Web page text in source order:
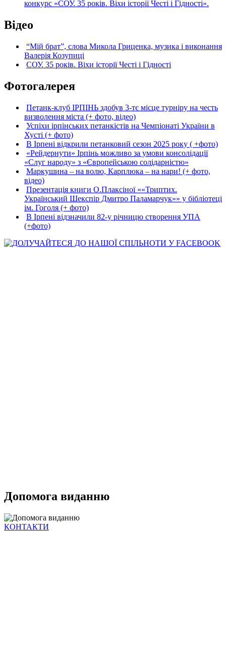
конкурс «СОУ. 35 років. Віхи історії Честі і Гідності».
Відео
“Мій брат”, слова Микола Гриценка, музика і виконання
Валерія Козупиці
СОУ. 35 років. Віхи історії Честі і Гідності
Фотогалерея
Петанк-клуб ІРПІНЬ здобув 3-тє місце турніру на честь
визволення міста (+ фото, відео)
Успіхи ірпінських петанкістів на Чемпіонаті України в
Хусті (+ фото)
В Ірпені відкрили петанковий сезон 2025 року ( +фото)
«Рейдернути» Ірпінь можливо за умови консолідації
«Слуг народу» з «Європейською солідарністю»
Маркушина – на волю, Карплюка – на нари! (+ фото,
відео)
Презентація книги О.Плаксіної ««Триптих.
Український Шекспір Дмитро Паламарчук»» у бібліотеці
ім. Гоголя (+ фото)
В Ірпені відзначили 82-у річницю створення УПА
(+фото)
Допомога виданню
КОНТАКТИ